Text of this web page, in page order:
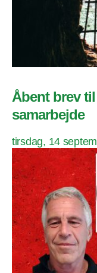
Åbent brev
samarbejde
tirsdag, 14